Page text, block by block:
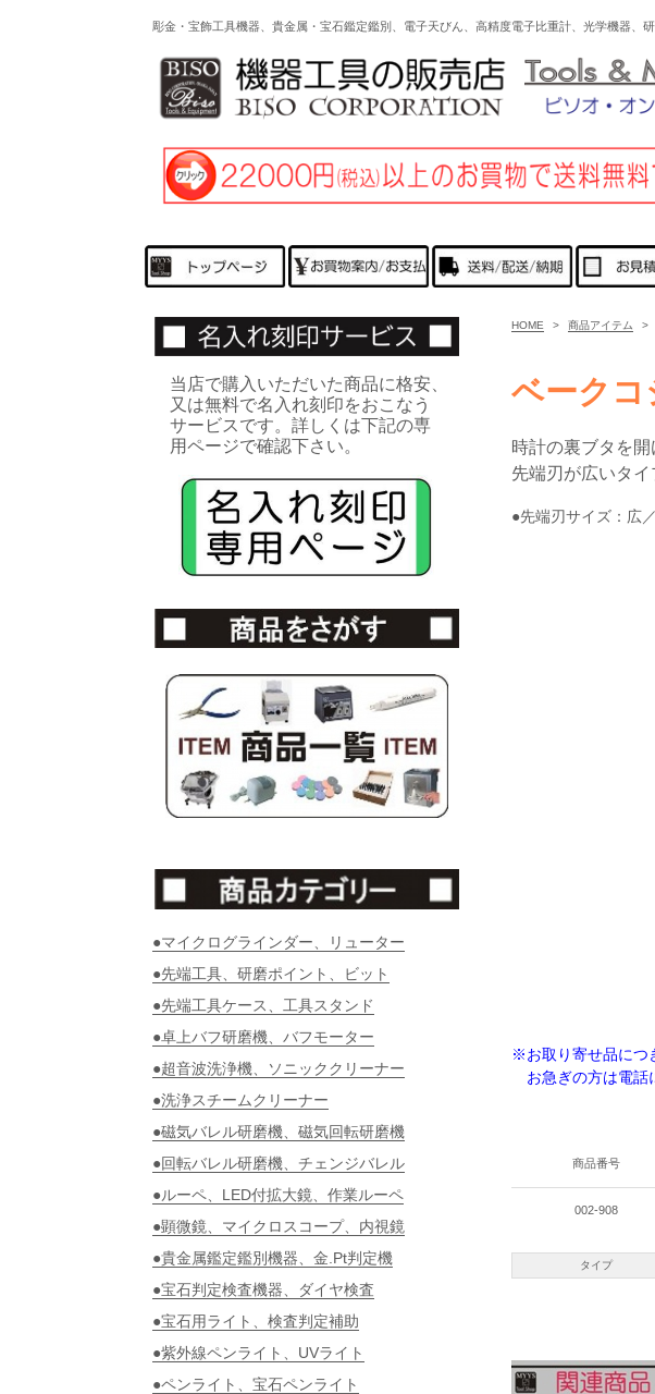
彫金・宝飾工具機器、貴金属・宝石鑑定鑑別、電子天びん、高精度電子比重計、光学機器
HOME > 商品アイテム >
ベークコ
時計の裏ブタを
先端刃が広いタイ
●先端刃サイズ：広
※お取り寄せ品につ
お急ぎの方は電話
商品番号
002-908
タイプ
当店で購入いただいた商品に格安、
又は無料で名入れ刻印をおこなう
サービスです。詳しくは下記の専
用ページで確認下さい。
●マイクログラインダー、リューター
●先端工具、研磨ポイント、ビット
●先端工具ケース、工具スタンド
●卓上バフ研磨機、バフモーター
●超音波洗浄機、ソニッククリーナー
●洗浄スチームクリーナー
●磁気バレル研磨機、磁気回転研磨機
●回転バレル研磨機、チェンジバレル
●ルーペ、LED付拡大鏡、作業ルーペ
●顕微鏡、マイクロスコープ、内視鏡
●貴金属鑑定鑑別機器、金.Pt判定機
●宝石判定検査機器、ダイヤ検査
●宝石用ライト、検査判定補助
●紫外線ペンライト、UVライト
●ペンライト、宝石ペンライト